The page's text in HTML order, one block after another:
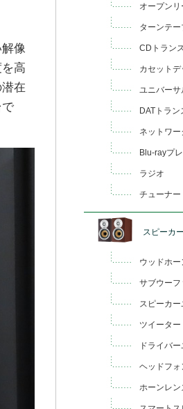
像
高
在
オープン
ターンテー
CDトラン
カセットデ
ユニバーサ
DATトラン
ネットワ
Blu-rayプ
ラジオ
チューナー
スピーカー
ウッドホー
サブウーフ
スピーカ
ツイーター
ドライバ
ヘッドフォ
ホーンレン